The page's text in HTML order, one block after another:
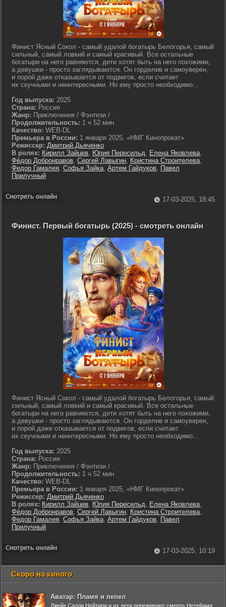
Финист Ясный Сокол - самый удалой богатырь Белогорья, самый
сильный, самый ловкий и самый красивый. Все остальные
богатыри на него равняются, дети хотят быть на него похожими,
а девушки - просто заглядываются. Он горделив и самоуверен,
и порой даже отказывается от подвигов, если считает
их скучными и неинтересными. Но ему просто необходимо...
Год выпуска: 2025
Страна: Россия
Жанр: Приключения / Фэнтези / .
Продолжительность: 1 ч 52 мин
Качество: WEB-DL
Премьера в России: 1 января 2025, «НМГ Кинопрокат»
Режиссер: Дмитрий Дьяченко
В ролях: Кирилл Зайцев, Юлия Пересильд, Елена Яковлева,
Фёдор Добронравов, Сергей Лавыгин, Кристина Строителева,
Федор Гамалея, Софья Зайка, Артем Гайдуков, Павел
Прилучный
17-03-2025, 18:45
Финист. Первый богатырь (2025) - смотреть онлайн
Финист Ясный Сокол - самый удалой богатырь Белогорья, самый
сильный, самый ловкий и самый красивый. Все остальные
богатыри на него равняются, дети хотят быть на него похожими,
а девушки - просто заглядываются. Он горделив и самоуверен,
и порой даже отказывается от подвигов, если считает
их скучными и неинтересными. Но ему просто необходимо...
Год выпуска: 2025
Страна: Россия
Жанр: Приключения / Фэнтези / .
Продолжительность: 1 ч 52 мин
Качество: WEB-DL
Премьера в России: 1 января 2025, «НМГ Кинопрокат»
Режиссер: Дмитрий Дьяченко
В ролях: Кирилл Зайцев, Юлия Пересильд, Елена Яковлева,
Фёдор Добронравов, Сергей Лавыгин, Кристина Строителева,
Федор Гамалея, Софья Зайка, Артем Гайдуков, Павел
Прилучный
17-03-2025, 10:19
Скоро на киного
Аватар: Пламя и пепел
Джейк Салли Нейтири и их дети переживают смерть Нетейама